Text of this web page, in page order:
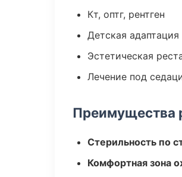
Кт, оптг, рентген
Детская
Эстетическая
Лечение под
Преимущества
Стерильность по
Комфортная зона